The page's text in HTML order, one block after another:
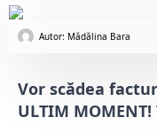
Autor: Mădălina Bara
Vor scădea
ULTIM